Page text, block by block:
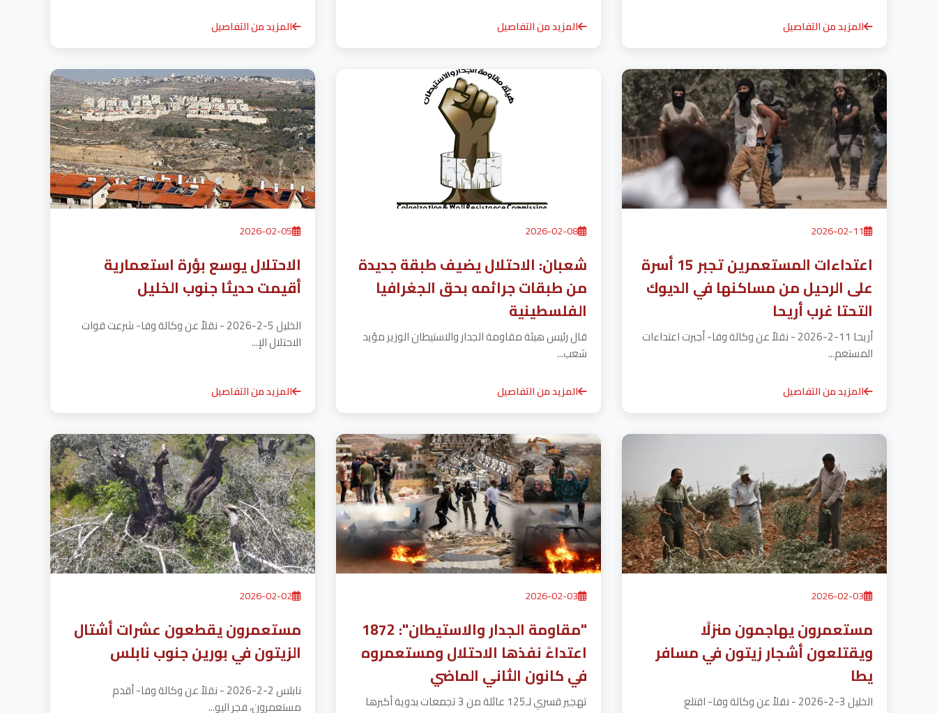
المزيد من التفاصيل المزيد من التفاصيل المزيد من التفاصيل
2026-02-11
اعتداءات المستعمرين تجبر 15 أسرة
على الرحيل من مساكنها في الديوك
التحتا غرب أريحا
أريحا 11-2-2026 - نقلاً عن وكالة وفا- أجبرت اعتداءات
المستعم...
المزيد من التفاصيل
2026-02-08
شعبان: الاحتلال يضيف طبقة جديدة
من طبقات جرائمه بحق الجغرافيا
الفلسطينية
قال رئيس هيئة مقاومة الجدار والاستيطان الوزير مؤيد
شعب...
المزيد من التفاصيل
2026-02-05
الاحتلال يوسع بؤرة استعمارية
أقيمت حديثا جنوب الخليل
الخليل 5-2-2026 - نقلاً عن وكالة وفا- شرعت قوات
الاحتلال الإ...
المزيد من التفاصيل
2026-02-03
مستعمرون يهاجمون منزلًا
ويقتلعون أشجار زيتون في مسافر
يطا
الخليل 3-2-2026 - نقلاً عن وكالة وفا- اقتلع
2026-02-03
"مقاومة الجدار والاستيطان": 1872
اعتداءً نفذها الاحتلال ومستعمروه
في كانون الثاني الماضي
تهجير قسري لـ125 عائلة من 3 تجمعات بدوية أكبرها
2026-02-02
مستعمرون يقطعون عشرات أشتال
الزيتون في بورين جنوب نابلس
نابلس 2-2-2026 - نقلاً عن وكالة وفا- أقدم
مستعمرون، فجر اليو...